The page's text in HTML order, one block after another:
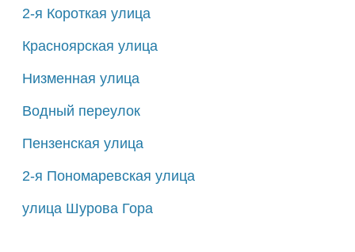
2-я Короткая улица
Красноярская улица
Низменная улица
Водный переулок
Пензенская улица
2-я Пономаревская улица
улица Шурова Гора